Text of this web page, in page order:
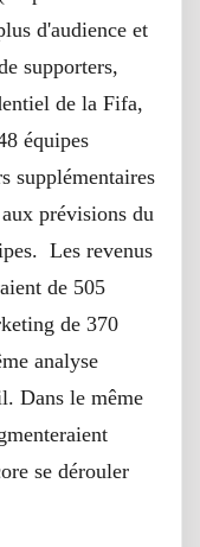
d'audience et
supporters,
de la Fifa,
équipes
supplémentaires
prévisions du
Les revenus
de 505
de 370
analyse
Dans le même
se dérouler